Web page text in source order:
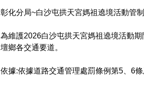
彰化分局~白沙屯拱天宮媽祖遶境活動管
為維護2026白沙屯拱天宮媽祖遶境活動
壇鄉各交通要道。
依據:依據道路交通管理處罰條例第5、6